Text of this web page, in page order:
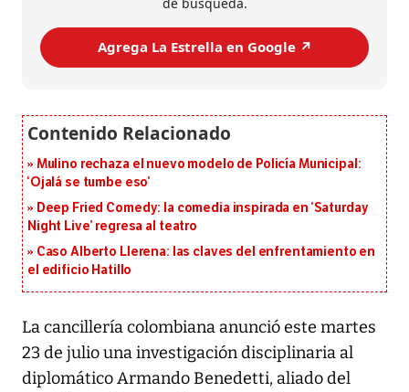
Agrega La Estrella en Google ↗️
Mulino rechaza el nuevo modelo de Policía Municipal:
‘Ojalá se tumbe eso’
Deep Fried Comedy: la comedia inspirada en ‘Saturday
Night Live’ regresa al teatro
Caso Alberto Llerena: las claves del enfrentamiento en
el edificio Hatillo
La cancillería colombiana anunció este martes
23 de julio una investigación disciplinaria al
diplomático Armando Benedetti, aliado del